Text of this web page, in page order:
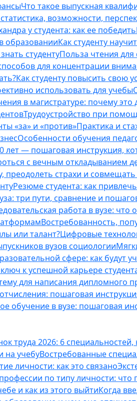
Что такое выпускная
возможности,
у студента: как ее победить
образованииКак студенту
студентуПольза чтения для
для концентрации
Как студенту повысить свою
использовать для учебы
в магистратуре: почему
Трудоустройство при
«за» и «против»Практика и
Особенности обучения
лет — пошаговая инструкция,
с вечным откладыванием
преодолеть страхи и
Резюме студента: как
три пути, сравнение и
работа в вузе: что
Востребованность,
или талант?Цифровые
вузов социологии
сфере: как будут
к успешной карьере
для написания дипломного
пошаговая
обучение в вузе: пошаговая
труда 2026: 6
на учебуВостребованные
личности: как это связано
по типу личности: что
и как из этого выйтиКогда